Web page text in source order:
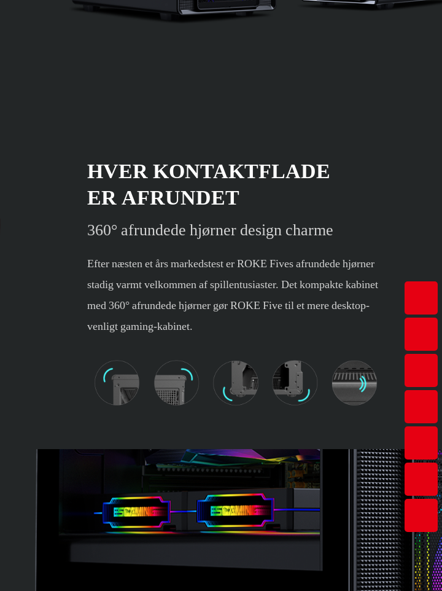
HVER KONTAKTFLADE
ER AFRUNDET
360° afrundede hjørner design charme
Efter næsten et års markedstest er ROKE Fives afrundede hjørner
stadig varmt velkommen af ​​spillentusiaster. Det kompakte kabinet
med 360° afrundede hjørner gør ROKE Five til et mere desktop-
venligt gaming-kabinet.